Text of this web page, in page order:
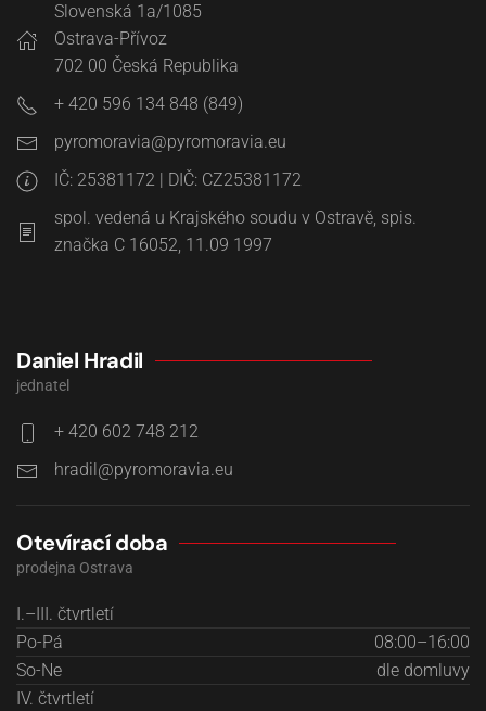
Slovenská 1a/1085
Ostrava-Přívoz
702 00 Česká Republika
+ 420 596 134 848 (849)
IČ: 25381172 | DIČ: CZ25381172
spol. vedená u Krajského soudu v Ostravě, spis.
značka C 16052, 11.09 1997
Daniel Hradil
jednatel
+ 420 602 748 212
Otevírací doba
prodejna Ostrava
I.–III. čtvrtletí
Po-Pá
08:00–16:00
So-Ne
dle domluvy
IV. čtvrtletí